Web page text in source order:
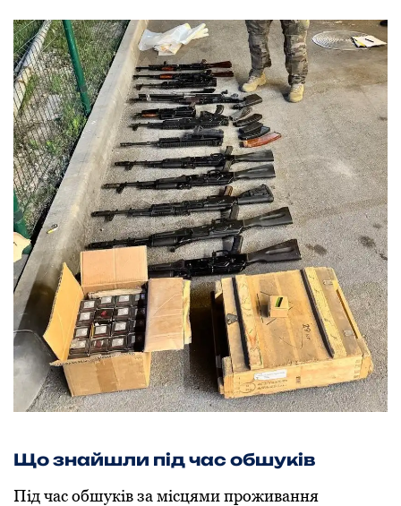
Що знайшли під час обшуків
Під час обшуків за місцями проживання